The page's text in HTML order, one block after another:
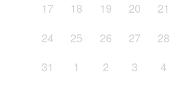
017
018
019
0
20
0
21
0
24
0
25
0
26
0
27
0
28
0
31
01
0
2
0
3
0
4